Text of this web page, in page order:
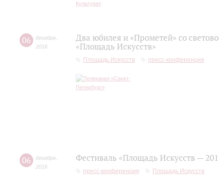
06 декабря
2016
Два юбилея и «Прометей» со
«Площадь Искусств»
Площадь Искусств пресс-конференция
06 декабря
2016
Фестиваль «Площадь Искусств —
пресс-конференция Площадь Искусств